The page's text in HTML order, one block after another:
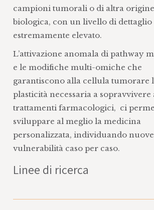
campioni tumorali o di altra origine
biologica, con un livello di dettaglio
estremamente elevato.
L’attivazione anomala di pathway
e le modifiche multi-omiche che
garantiscono alla cellula tumorare
plasticità necessaria a sopravvivere
trattamenti farmacologici, ci
sviluppare al meglio la medicina
personalizzata, individuando nuove
vulnerabilità caso per caso.
Linee di ricerca